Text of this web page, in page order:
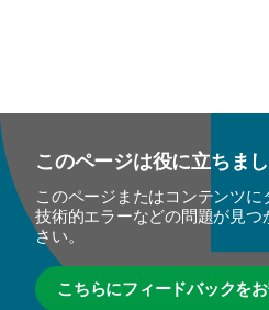
このページは役に立ちま
このページまたはコンテンツに
技術的エラーなどの問題が見
さい。
こちらにフィードバックを